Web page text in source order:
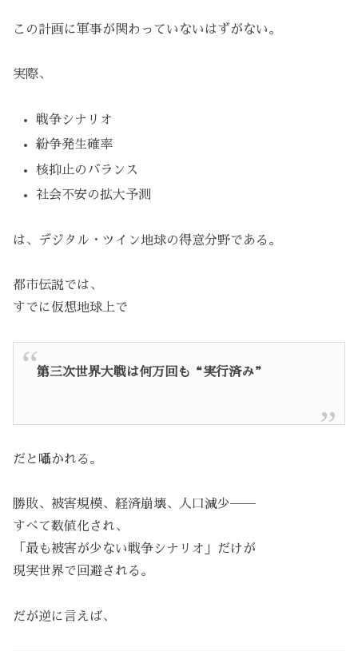
この計画に軍事が関わっていないはずがない。
実際、
戦争シナリオ
紛争発生確率
核抑止のバランス
社会不安の拡大予測
は、デジタル・ツイン地球の得意分野である。
都市伝説では、
すでに仮想地球上で
第三次世界大戦は何万回も“実行済み”
だと囁かれる。
勝敗、被害規模、経済崩壊、人口減少──
すべて数値化され、
「最も被害が少ない戦争シナリオ」だけが
現実世界で回避される。
だが逆に言えば、